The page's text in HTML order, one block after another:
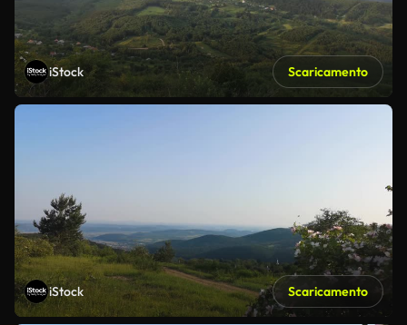
iStock Scaricamento
iStock Scaricamento